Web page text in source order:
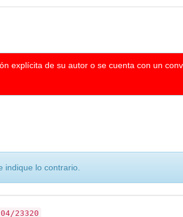
explícita de su autor o se cuenta con un
indique lo contrario.
23320